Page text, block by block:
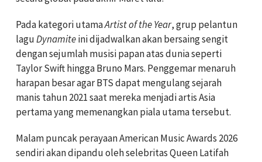
Pada kategori utamaArtist of the Year, grup pelantun
laguDynamiteini dijadwalkan akan bersaing sengit
dengan sejumlah musisi papan atas dunia seperti
Taylor Swift hingga Bruno Mars. Penggemar menaruh
harapan besar agar BTS dapat mengulang sejarah
manis tahun 2021 saat mereka menjadi artis Asia
pertama yang memenangkan piala utama tersebut.
Malam puncak perayaan American Music Awards 2026
sendiri akan dipandu oleh selebritas Queen Latifah